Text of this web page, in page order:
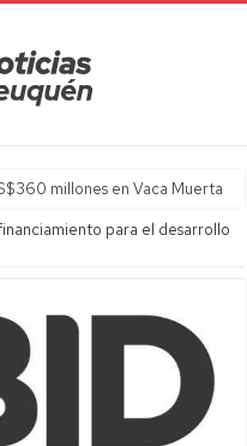
millones en Vaca Muerta
para el desarrollo